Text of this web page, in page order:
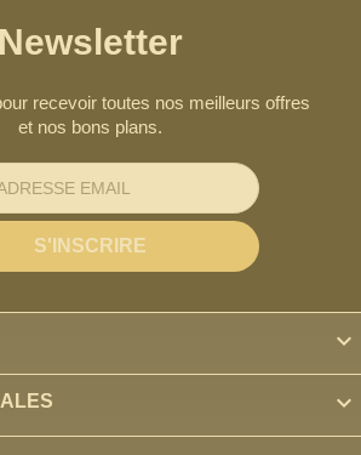
Newsletter
recevoir toutes nos meilleurs offres
et nos bons plans.

